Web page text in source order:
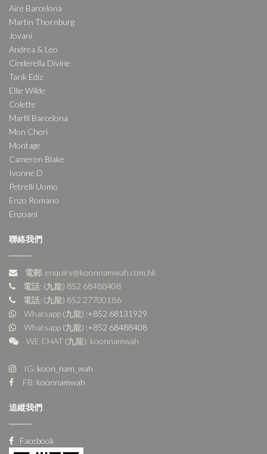
Aire Barcelona
Martin Thornburg
Jovani
Andrea & Leo
Cinderella Divine
Tarik Ediz
Ellie Wilde
Colette
Marfil Barcelona
Mon Cheri
Montage
Cameron Blake
Ivonne D
Petrelli Uomo
Enzo Romano
Enzoani
聯絡我們
電郵: enquiry@koonnamwah.com.hk
電話: (九龍) 852 68488408
電話: (九龍) 852 27700186
Whatsapp (九龍) :+852 68131929
Whatsapp (九龍) :+852 68488408
WE CHAT (九龍): koonnamwah
IG: koon_nam_wah
FB: koonnamwah
追縱我們
Facebook